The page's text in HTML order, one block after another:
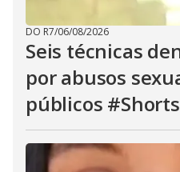
DO R7/06/08/2026
Seis técnicas
por abusos
públicos